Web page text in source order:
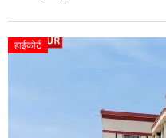
हाईकोर्ट